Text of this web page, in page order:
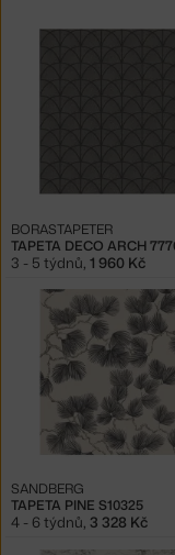
TAPETA DECO ARCH
BORASTAPETER
3 - 5 týdnů 1 960 Kč
TAPETA PINE S10325
SANDBERG
4 - 6 týdnů, 3 328 Kč